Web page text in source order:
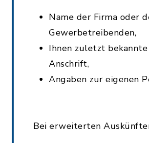
Name der Firma oder
Gewerbetreibenden,
Ihnen zuletzt bekannte
Anschrift,
Angaben zur eigenen
Bei erweiterten